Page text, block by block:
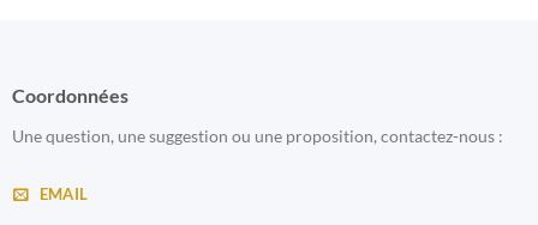
Coordonnées
Une question, une suggestion ou une proposition, contactez-nous :
EMAIL